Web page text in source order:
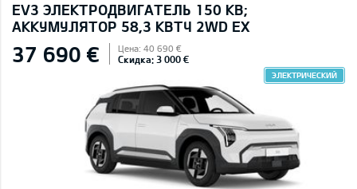
EV3 ЭЛЕКТРОДВИГАТЕЛЬ 150 КВ;
AККУМУЛЯТОР 58,3 КВТЧ 2WD EX
37 690 € Цена: 40 690 €
Скидка: 3 000 €
ЭЛЕКТРИЧЕСКИЙ